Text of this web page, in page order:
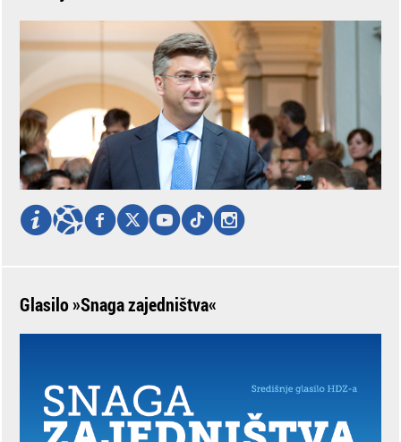
Glasilo »Snaga zajedništva«